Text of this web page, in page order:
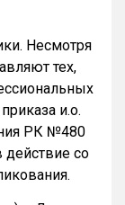
Несмотря
тех,
и.о.
РК №480
действие со